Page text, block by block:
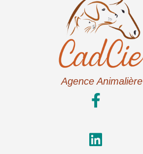
Agence Animalière